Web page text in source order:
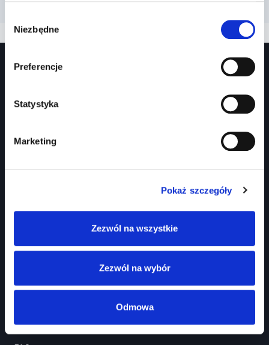
zgody
Niezbędne
Preferencje
Statystyka
Marketing
Pokaż szczegóły
Zezwól na wszystkie
Zezwól na wybór
Odmowa
Prawko.pl
Kurs Teorii Prawo Jazdy przez Internet?
Jakie dokumenty i wnioski potrzebujesz?
Panel partnera
Pomoc